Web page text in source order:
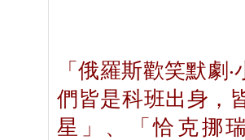
「俄羅斯歡笑默劇
們皆是科班出身，
星」、「恰克挪